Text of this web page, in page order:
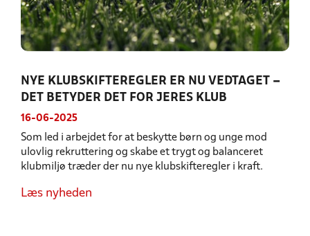
NYE KLUBSKIFTEREGLER ER NU VEDTAGET –
DET BETYDER DET FOR JERES KLUB
16-06-2025
Som led i arbejdet for at beskytte børn og unge mod
ulovlig rekruttering og skabe et trygt og balanceret
klubmiljø træder der nu nye klubskifteregler i kraft.
Læs nyheden